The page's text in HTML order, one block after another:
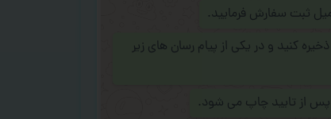
ثبت سفارش فرمایید.
ذخیره کنید و در یکی از پیام رسان های زیر
پس از تایید چاپ می شود.